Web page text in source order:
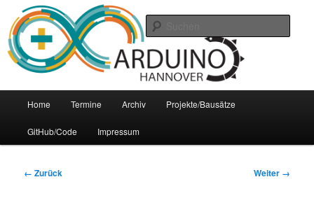
Inhalt
wechseln
Arduino-Hannover
Arduino Treffpunkt der Region Hannover
Home Termine Archiv Projekte/Bausätze
GitHub/Code Impressum
Bilder-
← Zurück Weiter →